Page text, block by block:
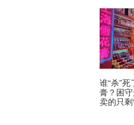
谁“杀”
膏？困
卖的只